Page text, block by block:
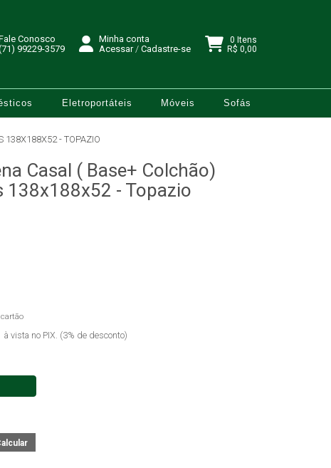
Conosco
99229-3579
Minha conta
Acessar/ Cadastre-se
0 Itens
R$ 0,00
Eletroportáteis Móveis Sofás
138X188X52 - TOPAZIO
Casal ( Base+ Colchão)
138x188x52 - Topazio
à vista no PIX. (3% de desconto)